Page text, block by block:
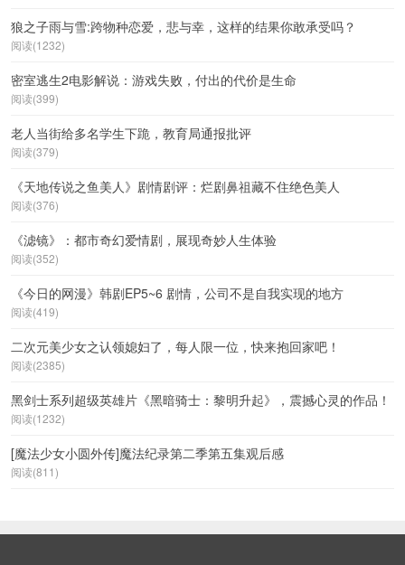
狼之子雨与雪:跨物种恋爱，悲与幸，这样的结果你敢承受吗？
阅读(1232)
密室逃生2电影解说：游戏失败，付出的代价是生命
阅读(399)
老人当街给多名学生下跪，教育局通报批评
阅读(379)
《天地传说之鱼美人》剧情剧评：烂剧鼻祖藏不住绝色美人
阅读(376)
《滤镜》：都市奇幻爱情剧，展现奇妙人生体验
阅读(352)
《今日的网漫》韩剧EP5~6 剧情，公司不是自我实现的地方
阅读(419)
二次元美少女之认领媳妇了，每人限一位，快来抱回家吧！
阅读(2385)
黑剑士系列超级英雄片《黑暗骑士：黎明升起》，震撼心灵的作品！
阅读(1232)
[魔法少女小圆外传]魔法纪录第二季第五集观后感
阅读(811)